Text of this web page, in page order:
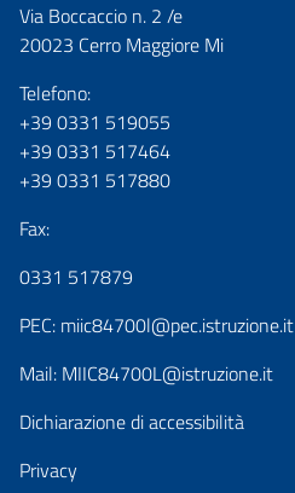
Via Boccaccio n. 2 /e
20023 Cerro Maggiore Mi
Telefono:
+39 0331 519055
+39 0331 517464
+39 0331 517880
Fax:
0331 517879
PEC: miic84700l@pec.istruzione.it
Mail: MIIC84700L@istruzione.it
Dichiarazione di accessibilità
Privacy